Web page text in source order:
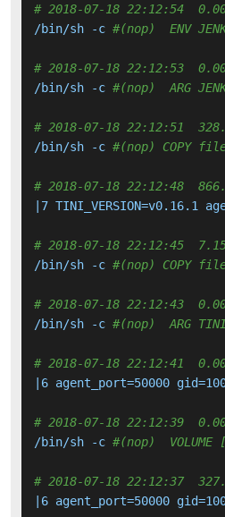
# 2018-07-18 22:12:54
/bin/sh -c #(nop)  ENV
# 2018-07-18 22:12:53
/bin/sh -c #(nop)  ARG
# 2018-07-18 22:12:51
/bin/sh -c #(nop) COPY
# 2018-07-18 22:12:48
|7
# 2018-07-18 22:12:45
/bin/sh -c #(nop) COPY
# 2018-07-18 22:12:43
/bin/sh -c #(nop)  ARG
# 2018-07-18 22:12:41
|6 agent_port=50000
# 2018-07-18 22:12:39
/bin/sh -c #(nop)
# 2018-07-18 22:12:37
|6 agent_port=50000